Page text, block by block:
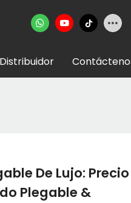
Distribuidor
De Lujo:
Plegable &